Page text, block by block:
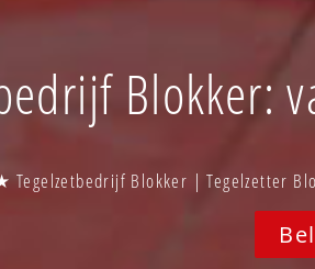
Blokker:
Tegelzetbedrijf Blokker | Tegelzetter